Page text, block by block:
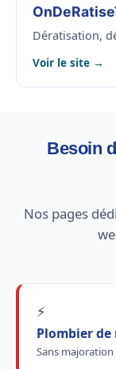
Dératisation,
Voir le site →
Besoin
Nos pages
⚡
Plombier
Sans